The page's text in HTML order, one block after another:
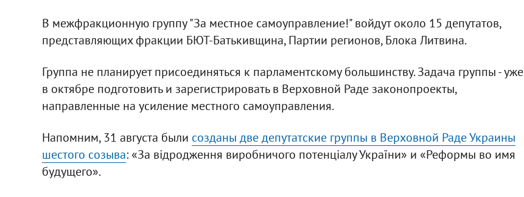
В межфракционную группу "За местное самоуправление!" войдут около 15 депутатов,
представляющих фракции БЮТ-Батькивщина, Партии регионов, Блока Литвина.
Группа не планирует присоединяться к парламентскому большинству. Задача группы - уже
в октябре подготовить и зарегистрировать в Верховной Раде законопроекты,
направленные на усиление местного самоуправления.
Напомним, 31 августа были созданы две депутатские группы в Верховной Раде Украины
шестого созыва: «За відродження виробничого потенціалу України» и «Реформы во имя
будущего».